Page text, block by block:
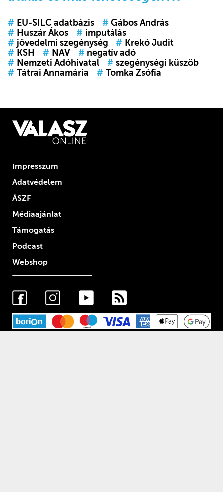
# EU-SILC adatbázis # Gábos András
# Huszár Ákos # imputálás
# jövedelmi szegénység # Krekó Judit
# KSH # NAV # negatív adó
# Nemzeti Adóhivatal # szegénységi küszöb
# Tátrai Annamária # Tomka Zsófia
Impresszum
Adatvédelem
ÁSZF
Médiaajánlat
Támogatás
Podcast
Webshop